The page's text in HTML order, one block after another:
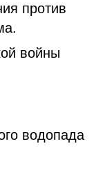
против
войны
водопада